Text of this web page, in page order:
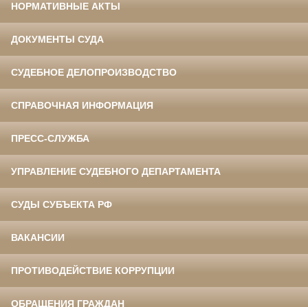
НОРМАТИВНЫЕ АКТЫ
ДОКУМЕНТЫ СУДА
СУДЕБНОЕ ДЕЛОПРОИЗВОДСТВО
СПРАВОЧНАЯ ИНФОРМАЦИЯ
ПРЕСС-СЛУЖБА
УПРАВЛЕНИЕ СУДЕБНОГО ДЕПАРТАМЕНТА
СУДЫ СУБЪЕКТА РФ
ВАКАНСИИ
ПРОТИВОДЕЙСТВИЕ КОРРУПЦИИ
ОБРАЩЕНИЯ ГРАЖДАН